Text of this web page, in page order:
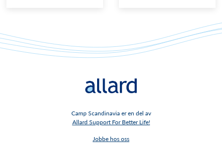
Camp Scandinavia er en del av
Allard Support For Better Life!
Jobbe hos oss